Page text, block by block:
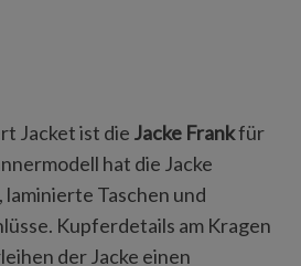
Jacket ist die Jacke Frankfür
hat die Jacke
Taschen und
Kupferdetails am Kragen
der Jacke einen